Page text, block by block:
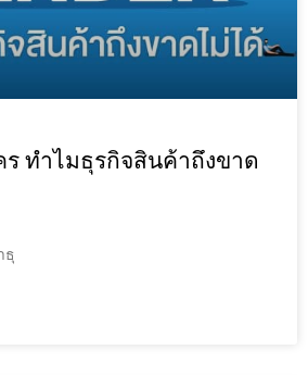
ร ทำไมธุรกิจสินค้าถึงขาด
ธุ